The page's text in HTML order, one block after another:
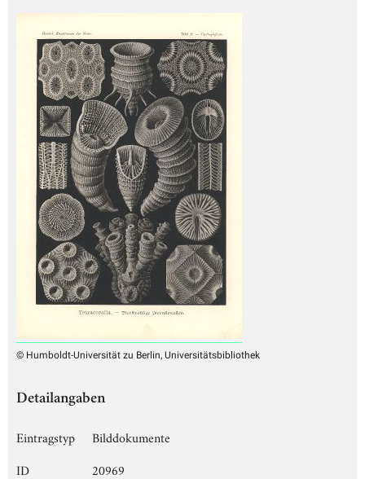
© Humboldt-Universität zu Berlin, Universitätsbibliothek
Detailangaben
Eintragstyp
Bilddokumente
ID
20969